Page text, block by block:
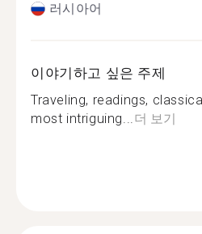
러시아어
이야기하고 싶은 주제
Traveling, readings,
most intriguing...더 보기